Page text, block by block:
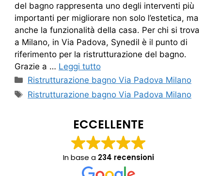
del bagno rappresenta uno degli interventi più
importanti per migliorare non solo l’estetica, ma
anche la funzionalità della casa. Per chi si trova
a Milano, in Via Padova, Synedil è il punto di
riferimento per la ristrutturazione del bagno.
Grazie a … Leggi tutto
Categorie
Ristrutturazione bagno Via Padova Milano
Tag
Ristrutturazione bagno Via Padova Milano
ECCELLENTE
In base a 234 recensioni